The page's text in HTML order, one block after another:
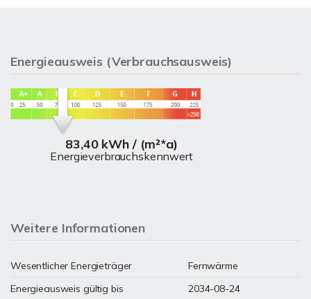
Energieausweis (Verbrauchsausweis)
83,40 kWh / (m²*a)
Energieverbrauchskennwert
Weitere Informationen
Wesentlicher Energieträger
Fernwärme
Energieausweis gültig bis
2034-08-24